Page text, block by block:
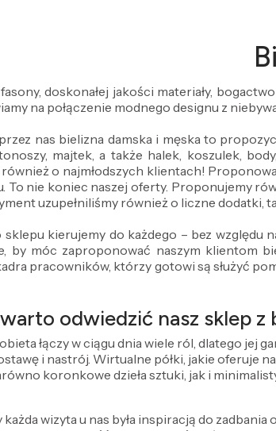
doskonałej jakości materiały,
na połączenie modnego designu z
nas bielizna damska i męska to
majtek, a także halek, koszulek,
o najmłodszych klientach!
To nie koniec naszej oferty. Proponujemy
uzupełniliśmy również o liczne dodatki,
kierujemy do każdego – bez względu
by móc zaproponować naszym klientom
pracowników, którzy gotowi są służyć
odwiedzić nasz sklep z
łączy w ciągu dnia wiele ról, dlatego jej
i nastrój. Wirtualne półki, jakie oferuje
koronkowe dzieła sztuki, jak i
każda wizyta u nas była inspiracją do